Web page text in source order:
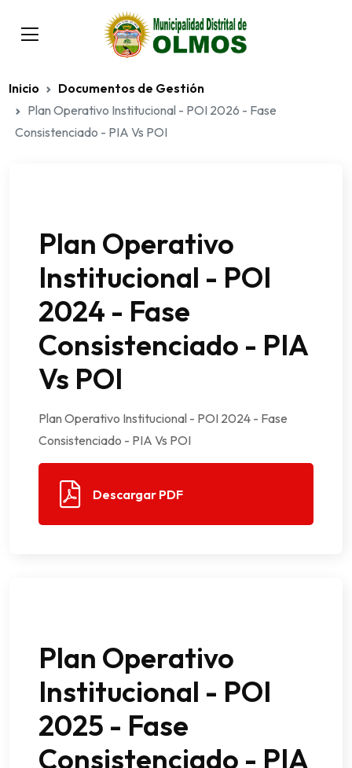
Inicio
Documentos de Gestión
Plan Operativo Institucional - POI 2026 - Fase
Consistenciado - PIA Vs POI
Plan Operativo
Institucional - POI
2024 - Fase
Consistenciado - PIA
Vs POI
Plan Operativo Institucional - POI 2024 - Fase
Consistenciado - PIA Vs POI
Descargar PDF
Plan Operativo
Institucional - POI
2025 - Fase
Consistenciado - PIA